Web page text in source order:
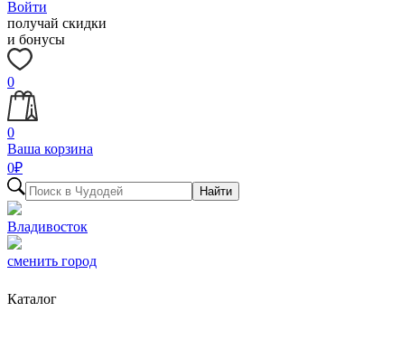
Войти
получай скидки
и бонусы
0
0
Ваша корзина
0₽
Найти
Владивосток
сменить город
Каталог